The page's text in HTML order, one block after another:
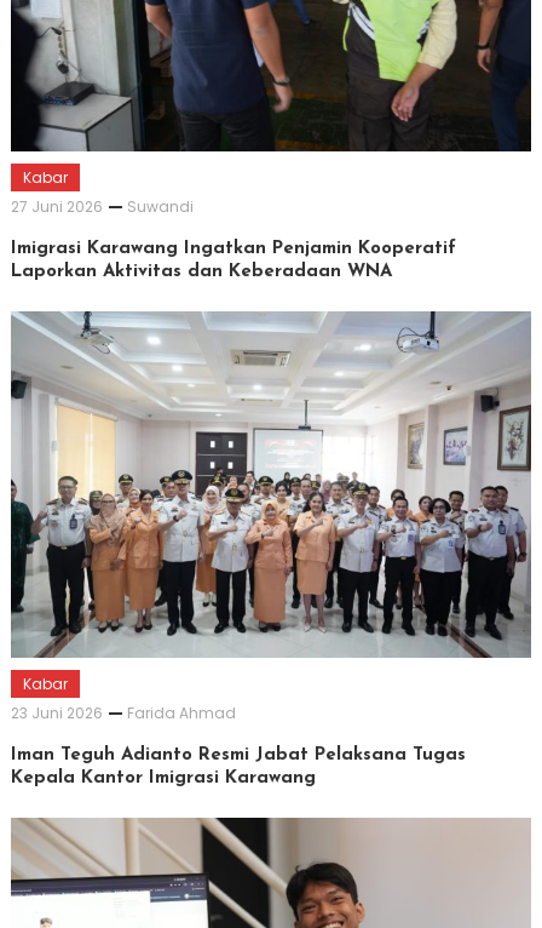
Kabar
27 Juni 2026
Suwandi
Imigrasi Karawang Ingatkan Penjamin Kooperatif
Laporkan Aktivitas dan Keberadaan WNA
Kabar
23 Juni 2026
Farida Ahmad
Iman Teguh Adianto Resmi Jabat Pelaksana Tugas
Kepala Kantor Imigrasi Karawang